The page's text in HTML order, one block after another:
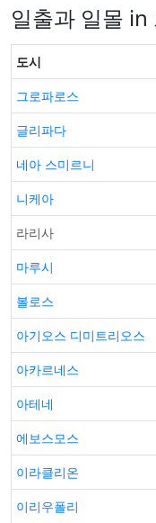
일출과 일몰 in
도시
그로파로스
글리파다
네아 스미르니
니케아
라리사
마루시
볼로스
아기오스 디미트리오스
아카르네스
아테네
에보스모스
이라클리온
이리우폴리